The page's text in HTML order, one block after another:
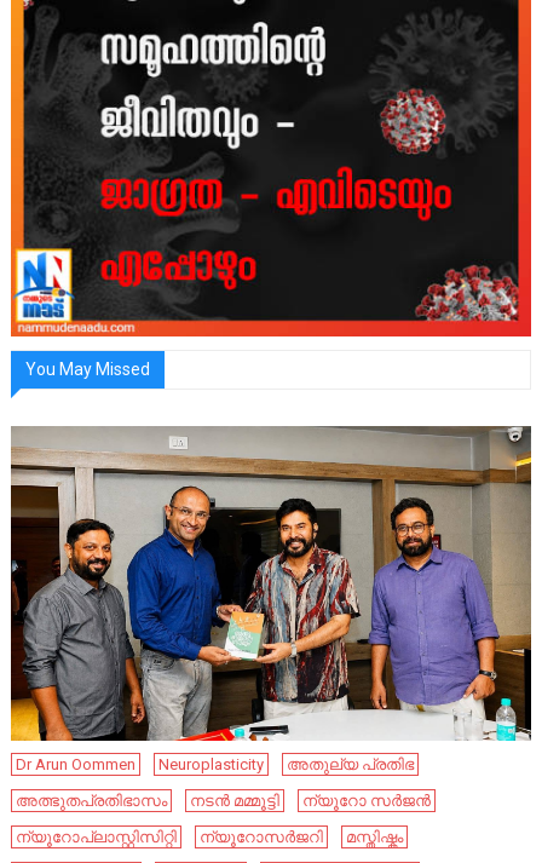
You May Missed
Dr Arun Oommen Neuroplasticity
അതുല്യ പ്രതിഭ
അത്ഭുതപ്രതിഭാസം
നടൻ മമ്മൂട്ടി
ന്യൂറോ സർജൻ
ന്യൂറോപ്ലാസ്റ്റിസിറ്റി
ന്യൂറോസർജറി
മസ്തിഷ്കം